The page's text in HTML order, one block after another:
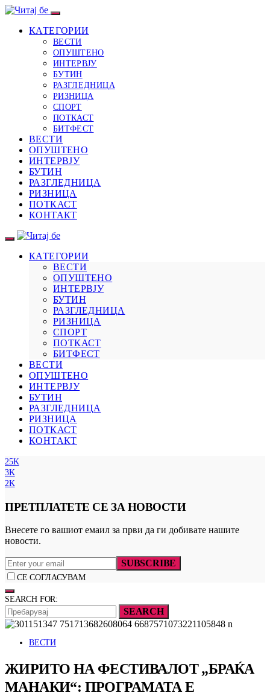
КАТЕГОРИИ
ВЕСТИ
ОПУШТЕНО
ИНТЕРВЈУ
БУТИН
РАЗГЛЕДНИЦА
РИЗНИЦА
СПОРТ
ПОТКАСТ
БИТФЕСТ
ВЕСТИ
ОПУШТЕНО
ИНТЕРВЈУ
БУТИН
РАЗГЛЕДНИЦА
РИЗНИЦА
ПОТКАСТ
КОНТАКТ
КАТЕГОРИИ
ВЕСТИ
ОПУШТЕНО
ИНТЕРВЈУ
БУТИН
РАЗГЛЕДНИЦА
РИЗНИЦА
СПОРТ
ПОТКАСТ
БИТФЕСТ
ВЕСТИ
ОПУШТЕНО
ИНТЕРВЈУ
БУТИН
РАЗГЛЕДНИЦА
РИЗНИЦА
ПОТКАСТ
КОНТАКТ
25K
3K
2K
ПРЕТПЛАТЕТЕ СЕ ЗА НОВОСТИ
Внесете го вашиот емаил за први да ги добивате нашите
новости.
SUBSCRIBE
СЕ СОГЛАСУВАМ
SEARCH FOR:
SEARCH
ВЕСТИ
ЖИРИТО НА ФЕСТИВАЛОТ „БРАЌА
МАНАКИ“: ПРОГРАМАТА Е